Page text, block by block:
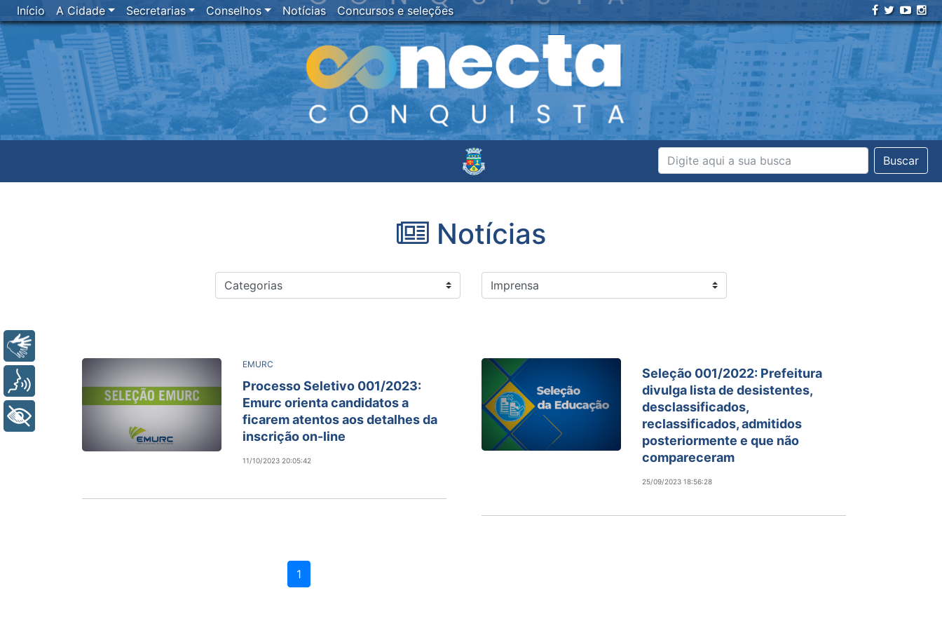
Início A Cidade Secretarias Conselhos Notícias Concursos e seleções
Buscar
Notícias
EMURC
Processo Seletivo 001/2023:
Emurc orienta candidatos a
ficarem atentos aos detalhes da
inscrição on-line
11/10/2023 20:05:42
Seleção 001/2022: Prefeitura
divulga lista de desistentes,
desclassificados,
reclassificados, admitidos
posteriormente e que não
compareceram
25/09/2023 18:56:28
1